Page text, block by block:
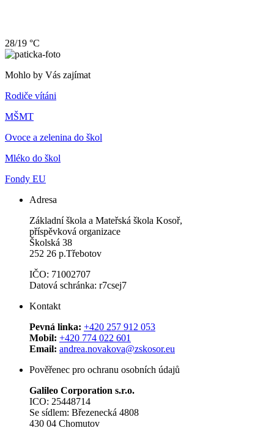
28/19 °C
Mohlo by Vás zajímat
Rodiče vítáni
MŠMT
Ovoce a zelenina do škol
Mléko do škol
Fondy EU
Adresa
Základní škola a Mateřská škola Kosoř,
příspěvková organizace
Školská 38
252 26 p.Třebotov
IČO: 71002707
Datová schránka: r7csej7
Kontakt
Pevná linka: +420 257 912 053
Mobil: +420 774 022 601
Email: andrea.novakova@zskosor.eu
Pověřenec pro ochranu osobních údajů
Galileo Corporation s.r.o.
ICO: 25448714
Se sídlem: Březenecká 4808
430 04 Chomutov